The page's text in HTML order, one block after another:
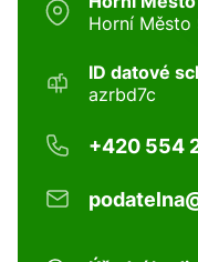
Horní Město
ID datové
azrbd7c
+420 554